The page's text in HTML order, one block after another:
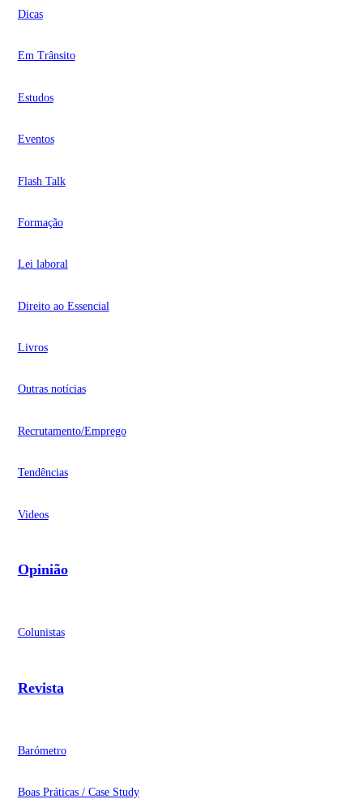
Dicas
Em Trânsito
Estudos
Eventos
Flash Talk
Formação
Lei laboral
Direito ao Essencial
Livros
Outras notícias
Recrutamento/Emprego
Tendências
Videos
Opinião
Colunistas
Revista
Barómetro
Boas Práticas / Case Study